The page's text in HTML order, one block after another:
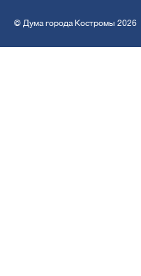
© Дума города Костромы 2026